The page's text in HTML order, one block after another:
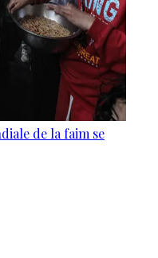
de la faim se